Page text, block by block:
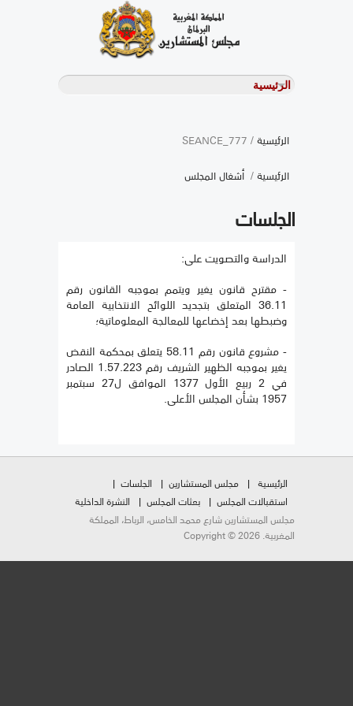
الرئيسية/ SEANCE_777
الرئيسية/ أشغال المجلس
الجلسات
الدراسة والتصويت على:
- مقترح قانون يغير ويتمم بموجبه القانون رقم
36.11 المتعلق بتجديد اللوائح الانتخابية العامة
وضبطها بعد إخضاعها للمعالجة المعلوماتية؛
- مشروع قانون رقم 58.11 يتعلق بمحكمة النقض
يغير بموجبه الظهير الشريف رقم 1.57.223 الصادر
في 2 ربيع الأول 1377 الموافق ل27 سبتمبر
1957 بشأن المجلس الأعلى.
الرئيسية مجلس المستشارين
الجلسات
استقبالات المجلس
بعثات المجلس
النشرة الداخلية
مجلس المستشارين شارع محمد الخامس، الرباط، المملكة
المغربية. Copyright © 2026